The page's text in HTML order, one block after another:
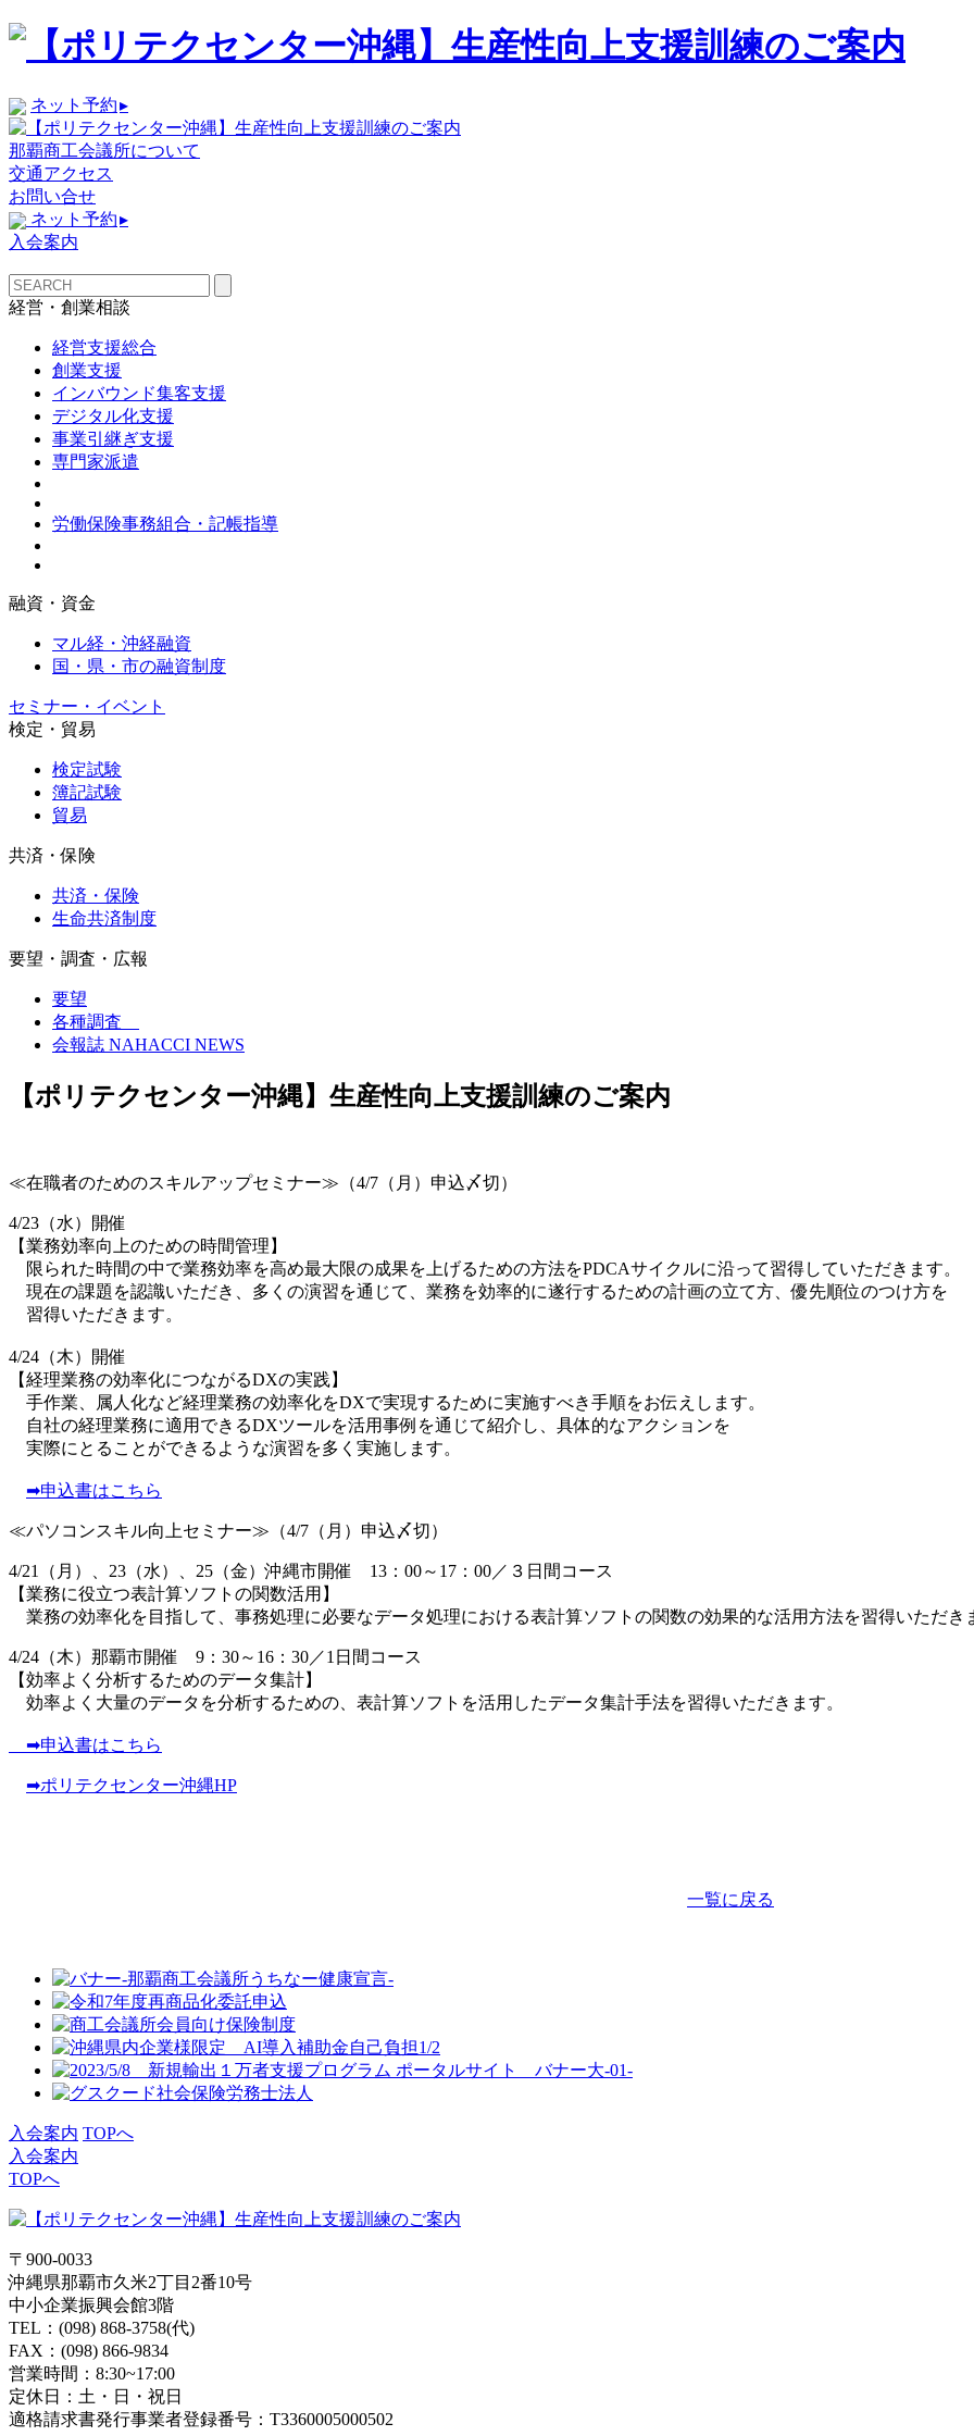
ネット予約▸
那覇商工会議所について
交通アクセス
お問い合せ
ネット予約▸
入会案内
経営・創業相談
経営支援総合
創業支援
インバウンド集客支援
デジタル化支援
事業引継ぎ支援
専門家派遣
労働保険事務組合・記帳指導
融資・資金
マル経・沖経融資
国・県・市の融資制度
セミナー・イベント
検定・貿易
検定試験
簿記試験
貿易
共済・保険
共済・保険
生命共済制度
要望・調査・広報
要望
各種調査
会報誌 NAHACCI NEWS
【ポリテクセンター沖縄】生産性向上支援訓練のご案内
≪在職者のためのスキルアップセミナー≫（4/7（月）申込〆切）
4/23（水）開催
【業務効率向上のための時間管理】
限られた時間の中で業務効率を高め最大限の成果を上げるための方法をPDCAサイクルに沿って習得していただきます。
現在の課題を認識いただき、多くの演習を通じて、業務を効率的に遂行するための計画の立て方、優先順位のつけ方を
習得いただきます。
4/24（木）開催
【経理業務の効率化につながるDXの実践】
手作業、属人化など経理業務の効率化をDXで実現するために実施すべき手順をお伝えします。
自社の経理業務に適用できるDXツールを活用事例を通じて紹介し、具体的なアクションを
実際にとることができるような演習を多く実施します。
➡申込書はこちら
≪パソコンスキル向上セミナー≫（4/7（月）申込〆切）
4/21（月）、23（水）、25（金）沖縄市開催 13：00～17：00／３日間コース
【業務に役立つ表計算ソフトの関数活用】
業務の効率化を目指して、事務処理に必要なデータ処理における表計算ソフトの関数の効果的な活用方法を習得いただき
4/24（木）那覇市開催 9：30～16：30／1日間コース
【効率よく分析するためのデータ集計】
効率よく大量のデータを分析するための、表計算ソフトを活用したデータ集計手法を習得いただきます。
➡申込書はこちら
➡ポリテクセンター沖縄HP
一覧に戻る
入会案内 TOPへ
入会案内
TOPへ
〒900-0033
沖縄県那覇市久米2丁目2番10号
中小企業振興会館3階
TEL：(098) 868-3758(代)
FAX：(098) 866-9834
営業時間：8:30~17:00
定休日：土・日・祝日
適格請求書発行事業者登録番号：T3360005000502